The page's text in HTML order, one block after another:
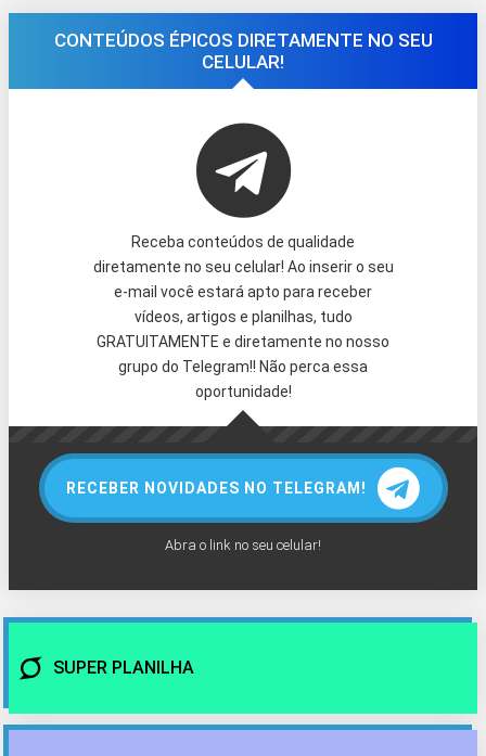
CONTEÚDOS ÉPICOS DIRETAMENTE NO SEU
CELULAR!
Receba conteúdos de qualidade
diretamente no seu celular! Ao inserir o seu
e-mail você estará apto para receber
vídeos, artigos e planilhas, tudo
GRATUITAMENTE e diretamente no nosso
grupo do Telegram!! Não perca essa
oportunidade!
RECEBER NOVIDADES NO TELEGRAM!
Abra o link no seu celular!
SUPER PLANILHA